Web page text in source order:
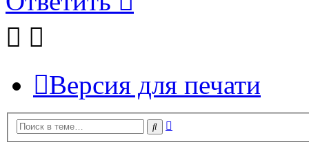
Версия для печати
Поиск